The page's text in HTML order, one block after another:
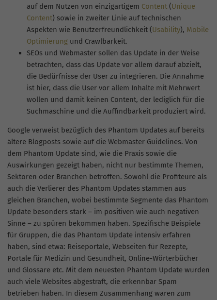
auf dem Nutzen von einzigartigem Content (Unique
Content) sowie in zweiter Linie auf technischen
Aspekten wie Benutzerfreundlichkeit (Usability), Mobile
Optimierung und Crawlbarkeit.
SEOs und Webmaster sollen das Update in der Weise
betrachten, dass das Update vor allem darauf abzielt,
die Bedürfnisse der User zu integrieren. Die Annahme
ist hier, dass die User vor allem Inhalte mit Mehrwert
wollen und damit keinen Content, der lediglich für die
Suchmaschine und die Auffindbarkeit produziert wird.
Google verweist bezüglich des Phantom Updates auf bereits
ältere Blogposts sowie auf die Webmaster Guidelines. Von
dem Phantom Update sind, wie die Praxis sowie die
Auswirkungen gezeigt haben, nicht nur bestimmte Themen,
Sektoren oder Branchen betroffen. Sowohl die Profiteure als
auch die Verlierer des Phantom Updates stammen aus
gleichen Branchen, wobei bestimmte Segmente das Phantom
Update besonders stark – im positiven wie auch negativen
Sinne – zu spüren bekommen haben. Spezifische Beispiele
für Gruppen, die das Phantom Update intensiv erfahren
haben, sind etwa: Reiseportale, Webseiten für Rezepte,
Portale für Medizin und Gesundheit, Online-Wörterbücher
und Glossare etc. Mit dem neuesten Phantom Update wurden
auch viele Websites abgestraft, die erkennbar Spam
betrieben haben. In diesem Zusammenhang waren zum